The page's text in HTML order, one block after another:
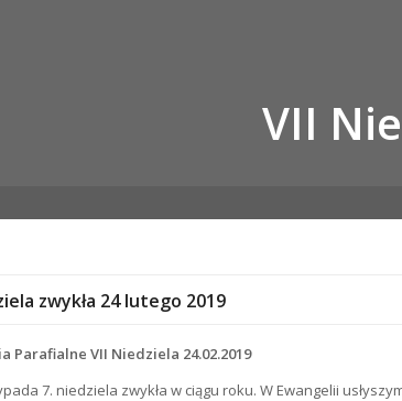
VII
zwykła 24 lutego 2019
Parafialne VII Niedziela 24.02.2019
7. niedziela zwykła w ciągu roku. W Ewangelii